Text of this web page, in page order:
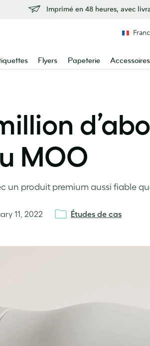
Imprimé en 48 heures, avec
Flyers Papeterie Accessoires
MOO
un produit premium aussi fiable
11, 2022 Études de cas